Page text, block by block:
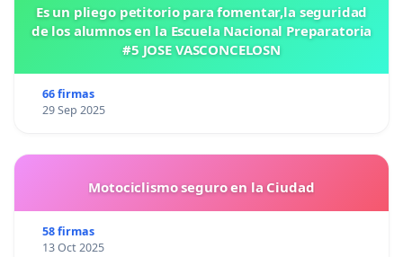
Es un pliego petitorio para fomentar,la seguridad
de los alumnos en la Escuela Nacional Preparatoria
#5 JOSE VASCONCELOSN
66 firmas
29 Sep 2025
Motociclismo seguro en la Ciudad
58 firmas
13 Oct 2025